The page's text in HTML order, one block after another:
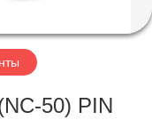
50) PIN